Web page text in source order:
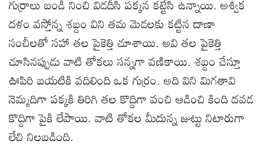
దళం వస్తోన్న శబ్దం విని తమ మెడలకు కట్టిన దాణా
సంచీలతో సహా తల పైకెత్తి చూశాయి. అవి తల పైకెత్తి
చూసినప్పుడు వాటి తోకలు సన్నగా వణికాయి. శబ్దం చేస్తూ
ఊపిరి బయటికి వదిలింది ఒక గుర్రం. అది విని మిగతావి
నెమ్మదిగా పక్కకి తిరిగి తల కొద్దిగా వంచి ఆడించి కింది దవడ
కొద్దిగా పైకి లేపాయి. వాటి తోకల మీదున్న జుట్టు నిటారుగా
లేచి నిలబడింది.